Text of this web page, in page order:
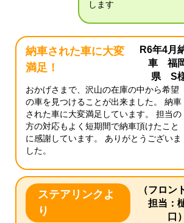
します
納車された車に大変
満足！
R6年4月
車 福
県 S
おかげさまで、沢山の在庫の中から希望
の車を見つけることが出来ました。 納車
された車に大変満足しています。 担当の
方の対応もよく短期間で納車頂けたこと
に感謝しています。 ありがとうございま
した。
ステアリンクよ
り
（フロン
担当：
口）